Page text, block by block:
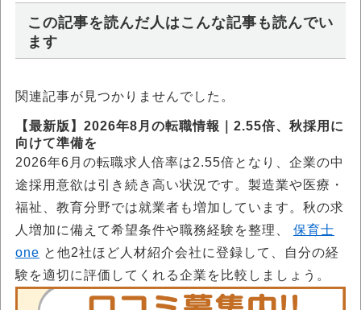
この記事を読んだ人はこんな記事も読んでい
ます
関連記事が見つかりませんでした。
【最新版】2026年8月の転職情報｜2.55倍、秋採用に
向けて準備を
2026年6月の転職求人倍率は2.55倍となり、企業の中
途採用意欲は引き続き高い状況です。製造業や医療・
福祉、教育分野では就業者も増加しています。秋の求
人増加に備えて希望条件や職務経験を整理、 保育士
one と他2社ほど人材紹介会社に登録して、自分の経
験を適切に評価してくれる企業を比較しましょう。